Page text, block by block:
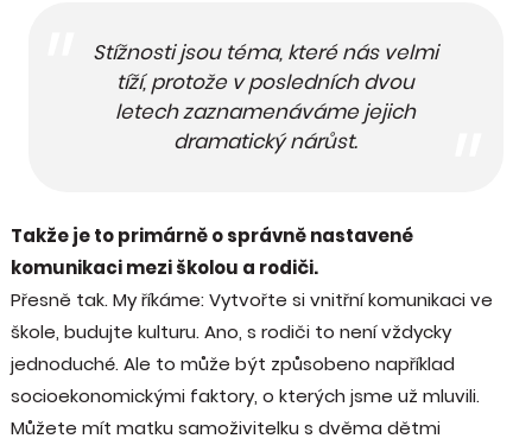
Stížnosti jsou téma, které nás velmi
tíží, protože v posledních dvou
letech zaznamenáváme jejich
dramatický nárůst.
Takže je to primárně o správně nastavené
komunikaci mezi školou a rodiči.
Přesně tak. My říkáme: Vytvořte si vnitřní komunikaci ve
škole, budujte kulturu. Ano, s rodiči to není vždycky
jednoduché. Ale to může být způsobeno například
socioekonomickými faktory, o kterých jsme už mluvili.
Můžete mít matku samoživitelku s dvěma dětmi